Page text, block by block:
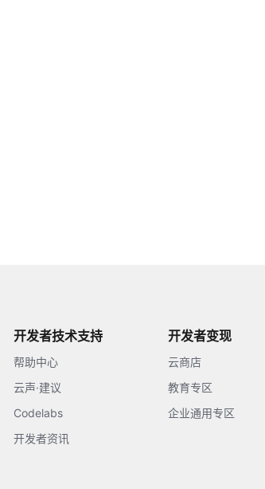
开发者技术支持
帮助中心
云声·建议
Codelabs
开发者资讯
开发者变现
云商店
教育专区
企业通用专区